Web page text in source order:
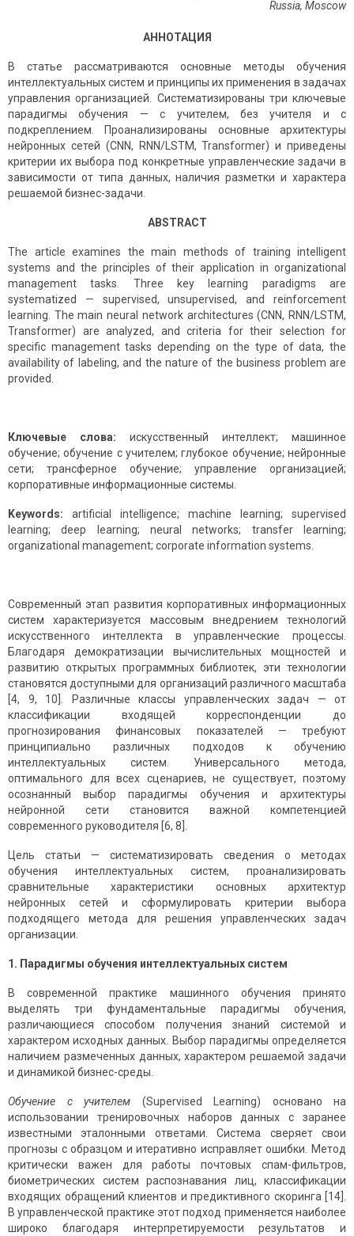
Russia, Moscow
АННОТАЦИЯ
В статье рассматриваются основные методы обучения
интеллектуальных систем и принципы их применения в задачах
управления организацией. Систематизированы три ключевые
парадигмы обучения — с учителем, без учителя и с
подкреплением. Проанализированы основные архитектуры
нейронных сетей (CNN, RNN/LSTM, Transformer) и приведены
критерии их выбора под конкретные управленческие задачи в
зависимости от типа данных, наличия разметки и характера
решаемой бизнес-задачи.
ABSTRACT
The article examines the main methods of training intelligent
systems and the principles of their application in organizational
management tasks. Three key learning paradigms are
systematized — supervised, unsupervised, and reinforcement
learning. The main neural network architectures (CNN, RNN/LSTM,
Transformer) are analyzed, and criteria for their selection for
specific management tasks depending on the type of data, the
availability of labeling, and the nature of the business problem are
provided.
Ключевые слова: искусственный интеллект; машинное
обучение; обучение с учителем; глубокое обучение; нейронные
сети; трансферное обучение; управление организацией;
корпоративные информационные системы.
Keywords: artificial intelligence; machine learning; supervised
learning; deep learning; neural networks; transfer learning;
organizational management; corporate information systems.
Современный этап развития корпоративных информационных
систем характеризуется массовым внедрением технологий
искусственного интеллекта в управленческие процессы.
Благодаря демократизации вычислительных мощностей и
развитию открытых программных библиотек, эти технологии
становятся доступными для организаций различного масштаба
[4, 9, 10]. Различные классы управленческих задач — от
классификации входящей корреспонденции до
прогнозирования финансовых показателей — требуют
принципиально различных подходов к обучению
интеллектуальных систем. Универсального метода,
оптимального для всех сценариев, не существует, поэтому
осознанный выбор парадигмы обучения и архитектуры
нейронной сети становится важной компетенцией
современного руководителя [6, 8].
Цель статьи — систематизировать сведения о методах
обучения интеллектуальных систем, проанализировать
сравнительные характеристики основных архитектур
нейронных сетей и сформулировать критерии выбора
подходящего метода для решения управленческих задач
организации.
1. Парадигмы обучения интеллектуальных систем
В современной практике машинного обучения принято
выделять три фундаментальные парадигмы обучения,
различающиеся способом получения знаний системой и
характером исходных данных. Выбор парадигмы определяется
наличием размеченных данных, характером решаемой задачи
и динамикой бизнес-среды.
Обучение с учителем (Supervised Learning) основано на
использовании тренировочных наборов данных с заранее
известными эталонными ответами. Система сверяет свои
прогнозы с образцом и итеративно исправляет ошибки. Метод
критически важен для работы почтовых спам-фильтров,
биометрических систем распознавания лиц, классификации
входящих обращений клиентов и предиктивного скоринга [14].
В управленческой практике этот подход применяется наиболее
широко благодаря интерпретируемости результатов и